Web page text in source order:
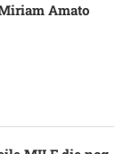
Amato